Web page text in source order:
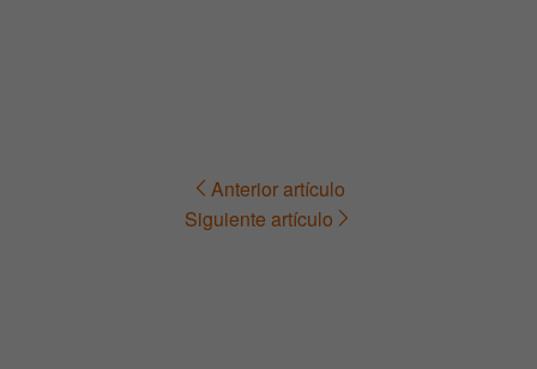
Navegación Anterior artículo
Siguiente artículo